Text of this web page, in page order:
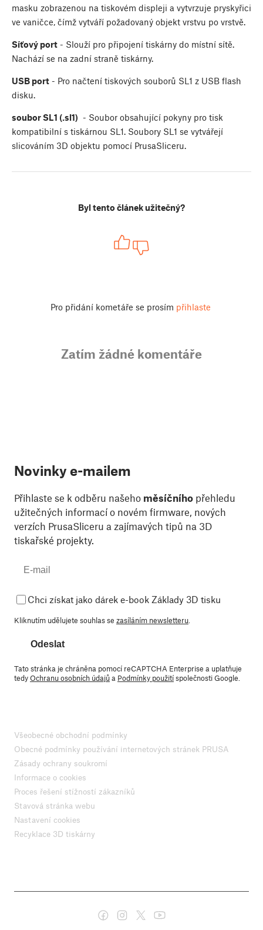
masku zobrazenou na tiskovém displeji a vytvrzuje pryskyřici
ve vaničce, čímž vytváří požadovaný objekt vrstvu po vrstvě.
Síťový port - Slouží pro připojení tiskárny do místní sítě.
Nachází se na zadní straně tiskárny.
USB port - Pro načtení tiskových souborů SL1 z USB flash
disku.
soubor SL1 (.sl1) - Soubor obsahující pokyny pro tisk
kompatibilní s tiskárnou SL1. Soubory SL1 se vytvářejí
slicováním 3D objektu pomocí PrusaSliceru.
Byl tento článek užitečný?
Pro přidání kometáře se prosím přihlaste
Zatím žádné komentáře
Novinky e-mailem
Přihlaste se k odběru našeho měsíčního přehledu
užitečných informací o novém firmware, nových
verzích PrusaSliceru a zajímavých tipů na 3D
tiskařské projekty.
Chci získat jako dárek e-book Základy 3D tisku
Kliknutím udělujete souhlas se zasíláním newsletteru.
Odeslat
Tato stránka je chráněna pomocí reCAPTCHA Enterprise a uplatňuje
tedyOchranu osobních údajůa Podmínky použitíspolečnosti Google.
Všeobecné obchodní podmínky
Obecné podmínky používání internetových stránek PRUSA
Zásady ochrany soukromí
Informace o cookies
Proces řešení stížností zákazníků
Stavová stránka webu
Nastavení cookies
Recyklace 3D tiskárny